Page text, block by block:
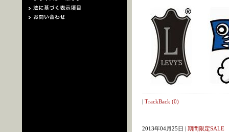
| TrackBack (0)
2013年04月25日 | 期間限定SALE